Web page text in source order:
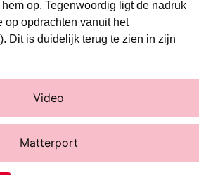
Video
Matterport
op. Tegenwoordig ligt de nadruk
op opdrachten vanuit het
Dit is duidelijk terug te zien in zijn